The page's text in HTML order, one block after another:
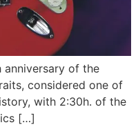
anniversary of the
considered one of
with 2:30h. of the
[…]